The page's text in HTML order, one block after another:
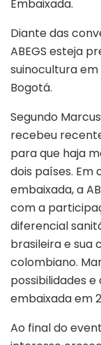
Embaixada.
Diante das
ABEGS esteja
suinocultura
Bogotá.
Segundo
recebeu
para que haja
dois países. Em
embaixada, a
com a
diferencial
brasileira e sua
colombiano.
possibilidades
embaixada em
Ao final do